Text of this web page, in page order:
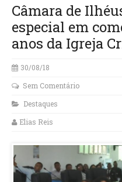
Câmara de
especial em
anos da Igreja
30/08/18
Sem Comentário
Destaques
Elias Reis